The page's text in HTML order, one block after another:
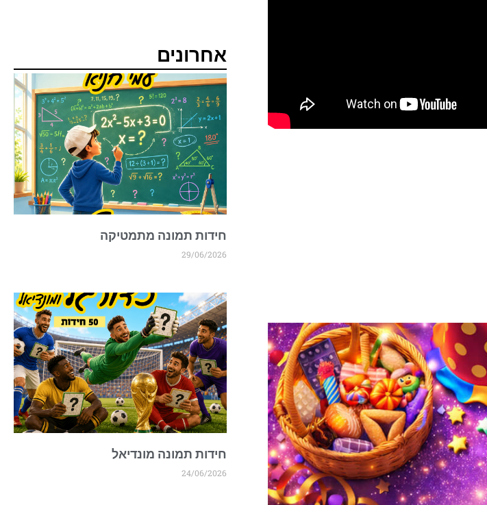
אחרונים
חידות תמונה מתמטיקה
29/06/2026
חידות תמונה מונדיאל
24/06/2026